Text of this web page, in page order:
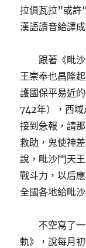
拉俱瓦拉”或許
漢語讀音給譯
跟著《毗
王崇奉也昌隆
護國保平易近
742年），西
接到急報，請
救助，鬼使神
說，毗沙門天
戰斗力，以后
全國各地給毗
不空寫了
軌》，說每月